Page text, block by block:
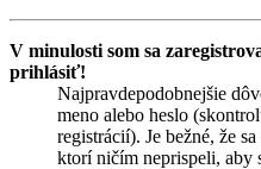
V minulosti som sa
prihlásiť!
Najpravdepodobnejšie
meno alebo heslo
registrácií). Je bežné, že
ktorí ničím neprispeli, aby